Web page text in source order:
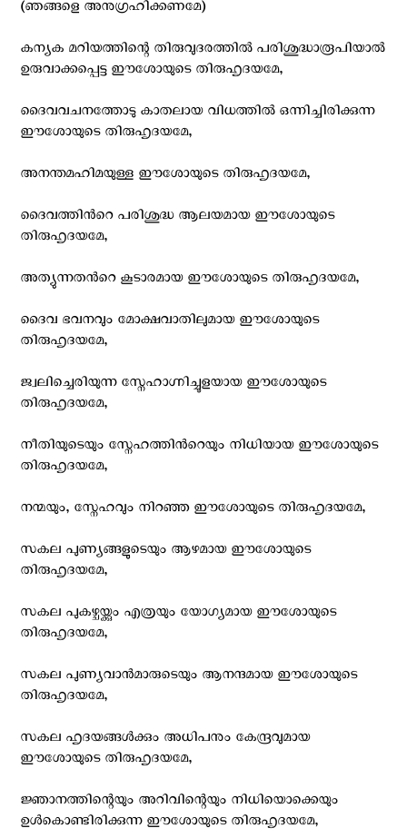
(ഞങ്ങളെ അനുഗ്രഹിക്കണമേ)
കന്യക മറിയത്തിന്റെ തിരുവുദരത്തില്‍ പരിശുദ്ധാരൂപിയാല്‍
ഉരുവാക്കപ്പെട്ട ഈശോയുടെ തിരുഹൃദയമേ,
ദൈവവചനത്തോടു കാതലായ വിധത്തില്‍ ഒന്നിച്ചിരിക്കുന്ന
ഈശോയുടെ തിരുഹൃദയമേ,
അനന്തമഹിമയുള്ള ഈശോയുടെ തിരുഹൃദയമേ,
ദൈവത്തിന്‍റെ പരിശുദ്ധ ആലയമായ ഈശോയുടെ
തിരുഹൃദയമേ,
അത്യുന്നതന്‍റെ കൂടാരമായ ഈശോയുടെ തിരുഹൃദയമേ,
ദൈവ ഭവനവും മോക്ഷവാതിലുമായ ഈശോയുടെ
തിരുഹൃദയമേ,
ജ്വലിച്ചെരിയുന്ന സ്നേഹാഗ്നിച്ചൂളയായ ഈശോയുടെ
തിരുഹൃദയമേ,
നീതിയുടെയും സ്നേഹത്തിന്‍റെയും നിധിയായ ഈശോയുടെ
തിരുഹൃദയമേ,
നന്മയും, സ്നേഹവും നിറഞ്ഞ ഈശോയുടെ തിരുഹൃദയമേ,
സകല പുണ്യങ്ങളുടെയും ആഴമായ ഈശോയുടെ
തിരുഹൃദയമേ,
സകല‍ പുകഴ്ചയ്ക്കും എത്രയും യോഗ്യമായ ഈശോയുടെ
തിരുഹൃദയമേ,
സകല പുണ്യവാന്‍മാരുടെയും ആനന്ദമായ ഈശോയുടെ
തിരുഹൃദയമേ,
സകല ഹൃദയങ്ങള്‍ക്കും അധിപനും കേന്ദ്രവുമായ
ഈശോയുടെ തിരുഹൃദയമേ,
ജ്ഞാനത്തിന്റെയും അറിവിന്റെയും നിധിയൊക്കെയും
ഉള്‍കൊണ്ടിരിക്കുന്ന ഈശോയുടെ തിരുഹൃദയമേ,